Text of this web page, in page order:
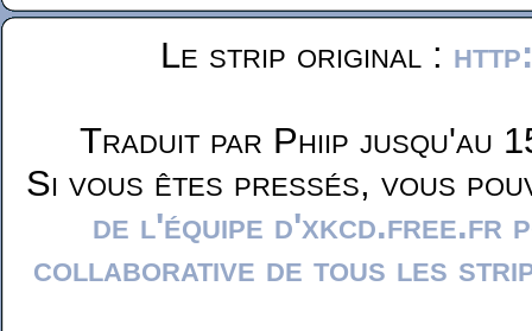
Le strip original :
Traduit par Phiip jusqu'au
Si vous êtes pressés, vous
de l'équipe d'xkcd.free.fr
collaborative de tous les